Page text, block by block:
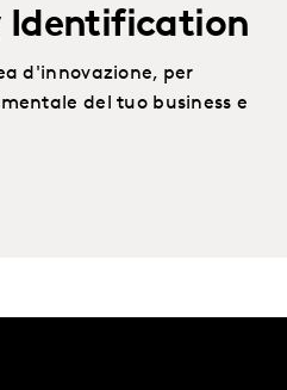
d'innovazione, per
del tuo business e